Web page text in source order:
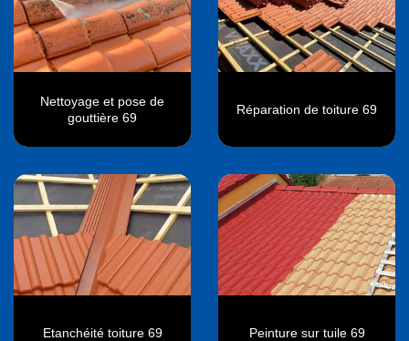
Nettoyage et pose de
gouttière 69
Réparation de toiture 69
Etanchéité toiture 69 Peinture sur tuile 69